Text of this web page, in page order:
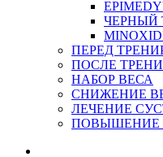
ЧЕРНЫЙ
ПЕРЕД
ПОСЛЕ
НАБОР ВЕСА
СНИЖЕНИЕ
ЛЕЧЕНИЕ
ПОВЫШЕНИЕ